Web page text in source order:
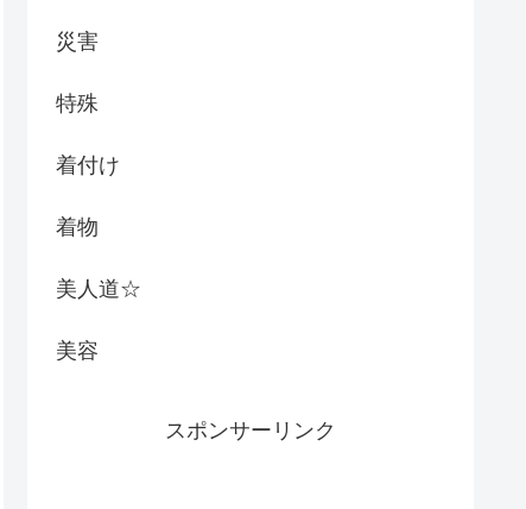
災害
特殊
着付け
着物
美人道☆
美容
スポンサーリンク